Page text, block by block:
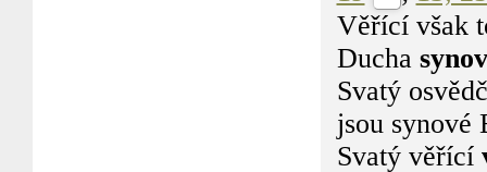
Věřící však
Ducha
Svatý
jsou
Svatý věřící